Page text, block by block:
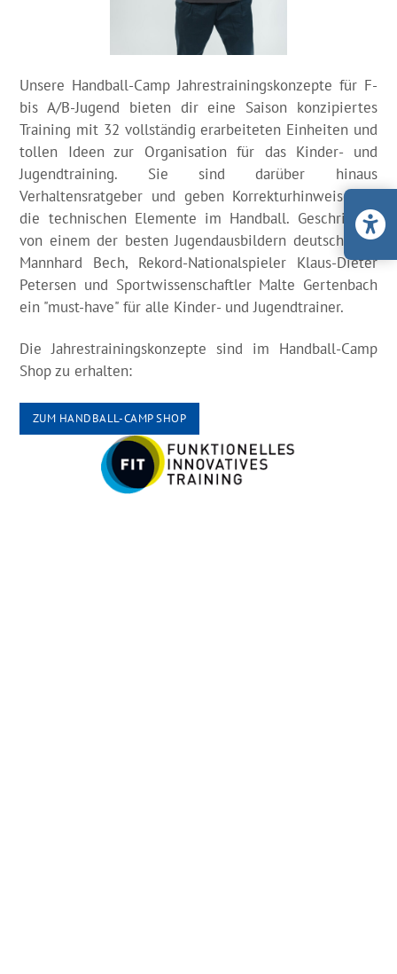
Unsere Handball-Camp Jahrestrainingskonzepte für F-
bis A/B-Jugend bieten dir eine Saison konzipiertes
Training mit 32 vollständig erarbeiteten Einheiten und
tollen Ideen zur Organisation für das Kinder- und
Jugendtraining. Sie sind darüber hinaus
Verhaltensratgeber und geben Korrekturhinweise für
die technischen Elemente im Handball. Geschrieben
von einem der besten Jugendausbildern deutschlands
Mannhard Bech, Rekord-Nationalspieler Klaus-Dieter
Petersen und Sportwissenschaftler Malte Gertenbach
ein "must-have" für alle Kinder- und Jugendtrainer.
Die Jahrestrainingskonzepte sind im Handball-Camp
Shop zu erhalten:
ZUM HANDBALL-CAMP SHOP